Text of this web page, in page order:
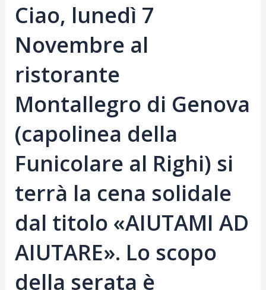
Ciao, lunedì 7
Novembre al
ristorante
Montallegro di Genova
(capolinea della
Funicolare al Righi) si
terrà la cena solidale
dal titolo «AIUTAMI AD
AIUTARE». Lo scopo
della serata è